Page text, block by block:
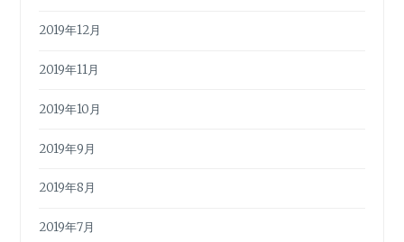
2019年12月
2019年11月
2019年10月
2019年9月
2019年8月
2019年7月